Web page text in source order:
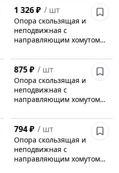
1 326 ₽ / шт
Опора скользящая и
неподвижная с
направляющим хомутом
875 ₽ / шт
Опора скользящая и
неподвижная с
направляющим хомутом
794 ₽ / шт
Опора скользящая и
неподвижная с
направляющим хомутом